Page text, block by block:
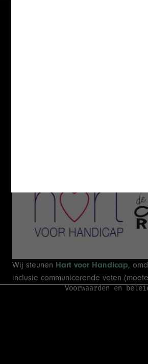
Wij steunen Hart voor Handicap,
inclusie communicerende vaten
Voorwaarden en
Terugbetalingsbeleid
Privacybeleid